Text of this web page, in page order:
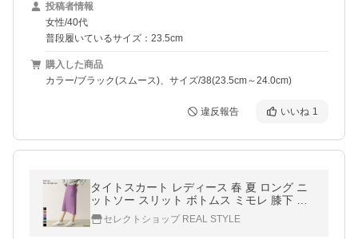
投稿者情報
女性/40代
普段履いているサイズ：23.5cm
購入した商品
カラー/ブラック(スムース)、サイズ/38(23.5cm～24.0cm)
違反報告 いいね 1
タイトスカート レディース 春 夏 ロング ニ
ットソー スリット ボトムス ミモレ 膝下 シ
ンプル 無地 オフィス 通勤 OL きれいめ
セレクトショップ REAL STYLE